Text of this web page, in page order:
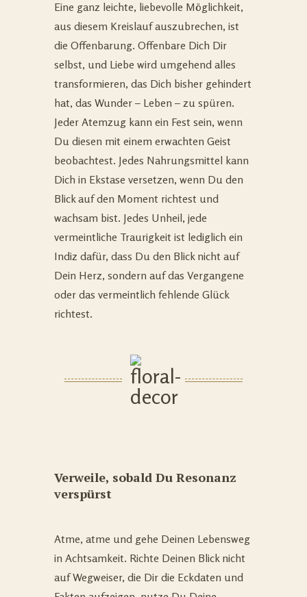
Eine ganz leichte, liebevolle Möglichkeit,
aus diesem Kreislauf auszubrechen, ist
die Offenbarung. Offenbare Dich Dir
selbst, und Liebe wird umgehend alles
transformieren, das Dich bisher gehindert
hat, das Wunder – Leben – zu spüren.
Jeder Atemzug kann ein Fest sein, wenn
Du diesen mit einem erwachten Geist
beobachtest. Jedes Nahrungsmittel kann
Dich in Ekstase versetzen, wenn Du den
Blick auf den Moment richtest und
wachsam bist. Jedes Unheil, jede
vermeintliche Traurigkeit ist lediglich ein
Indiz dafür, dass Du den Blick nicht auf
Dein Herz, sondern auf das Vergangene
oder das vermeintlich fehlende Glück
richtest.
Verweile, sobald Du Resonanz
verspürst
Atme, atme und gehe Deinen Lebensweg
in Achtsamkeit. Richte Deinen Blick nicht
auf Wegweiser, die Dir die Eckdaten und